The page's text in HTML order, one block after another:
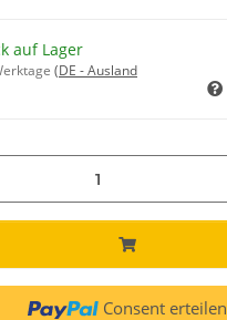
auf Lager
(DE - Ausland
Consent erteilen